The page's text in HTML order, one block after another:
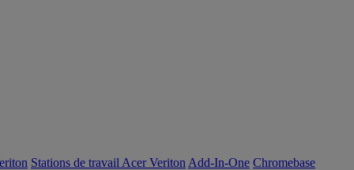
Stations de travail Acer Veriton Add-In-One Chromebase